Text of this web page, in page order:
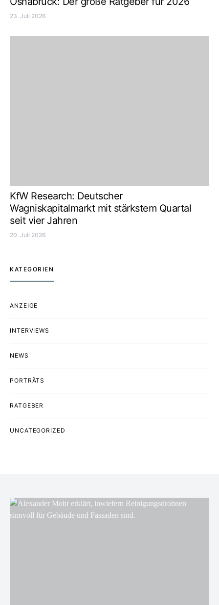
23. Juli 2026
KfW Research: Deutscher
Wagniskapitalmarkt mit stärkstem Quartal
seit vier Jahren
20. Juli 2026
KATEGORIEN
ANZEIGE
INTERVIEWS
NEWS
PORTRÄTS
RATGEBER
UNCATEGORIZED